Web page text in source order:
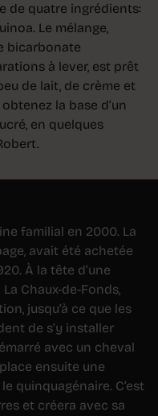
de quatre ingrédients:
Le mélange,
bicarbonate
à lever, est prêt
de lait, de crème et
la base d’un
en quelques
familial en 2000. La
avait été achetée
À la tête d’une
Chaux-de-Fonds,
jusqu’à ce que les
de s’y installer
avec un cheval
ensuite une
quinquagénaire. C’est
et créera avec sa